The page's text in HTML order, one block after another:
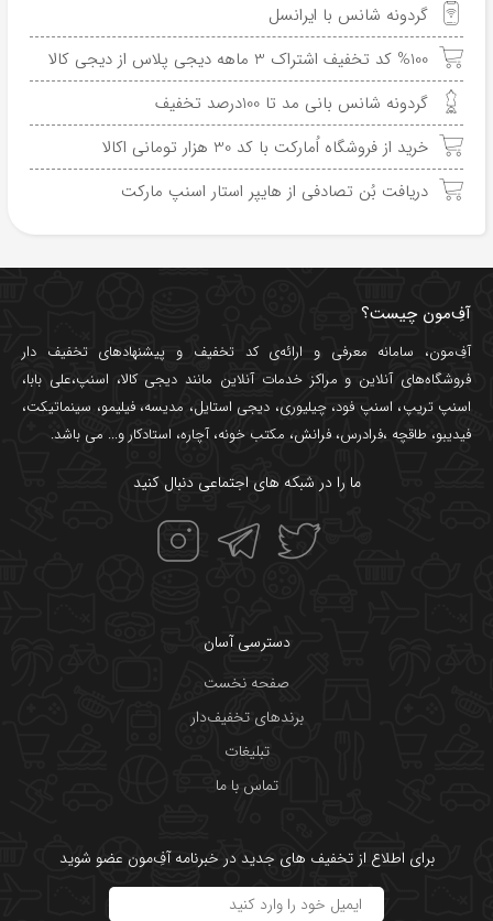
گردونه شانس با ایرانسل
%100 کد تخفیف اشتراک 3 ماهه دیجی پلاس از دیجی کالا
گردونه شانس بانی مد تا 100درصد تخفیف
خرید از فروشگاه اُمارکت با کد 30 هزار تومانی اکالا
دریافت بُن تصادفی از هایپر استار اسنپ مارکت
آفِ‌مون چیست؟
آفِ‌مون، سامانه معرفی و ارائه‌یکد تخفیف و پیشنهادهای تخفیف دار
فروشگاه‌های آنلاین و مراکز خدمات آنلاین مانند دیجی کالا، اسنپ،علی بابا،
اسنپ تریپ، اسنپ فود،چیلیوری، دیجی استایل، مدیسه،فیلیمو، سینماتیکت،
فیدیبو، طاقچه ،فرادرس، فرانش، مکتب خونه،آچاره، استادکار و... می باشد.
ما را در شبکه های اجتماعی دنبال کنید
دسترسی آسان
صفحه نخست
برندهای تخفیف‌دار
تبلیغات
تماس با ما
برای اطلاع از تخفیف های جدید در خبرنامه آفِ‌مون عضو شوید